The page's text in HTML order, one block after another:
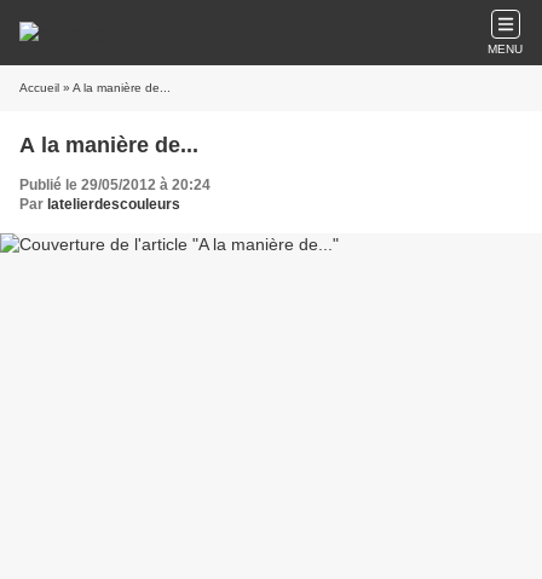
MENU
Accueil » A la manière de...
A la manière de...
Publié le 29/05/2012 à 20:24
Par latelierdescouleurs